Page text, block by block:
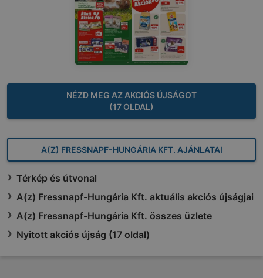
NÉZD MEG AZ AKCIÓS ÚJSÁGOT
(17 OLDAL)
A(Z) FRESSNAPF-HUNGÁRIA KFT. AJÁNLATAI
Térkép és útvonal
A(z) Fressnapf-Hungária Kft. aktuális akciós újságjai
A(z) Fressnapf-Hungária Kft. összes üzlete
Nyitott akciós újság (17 oldal)